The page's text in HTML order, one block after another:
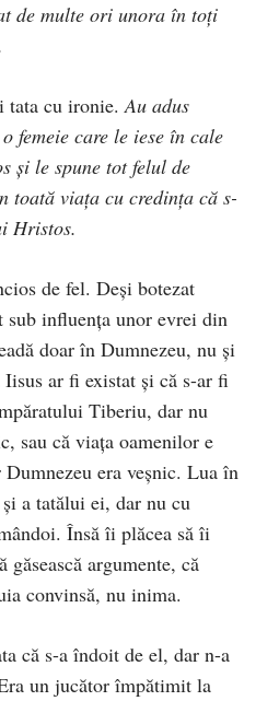
de multe ori unora în toţi
tata cu ironie.Au adus
femeie care le iese în cale
şi le spune tot felul de
toată viaţa cu credinţa că s-
Hristos.
de fel. Deşi botezat
sub influenţa unor evrei din
doar în Dumnezeu, nu şi
ar fi existat şi că s-ar fi
Tiberiu, dar nu
sau că viaţa oamenilor e
era veşnic. Lua în
a tatălui ei, dar nu cu
Însă îi plăcea să îi
găsească argumente, că
convinsă, nu inima.
că s-a îndoit de el, dar n-a
un jucător împătimit la